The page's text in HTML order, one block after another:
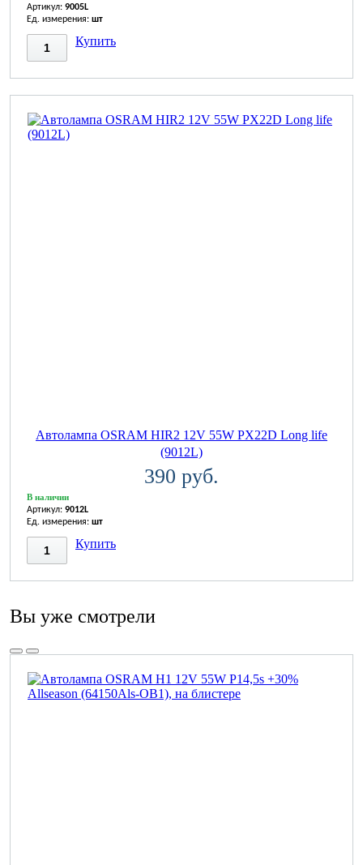
Артикул: 9005L
Ед. измерения: шт
Купить
Автолампа OSRAM HIR2 12V 55W PX22D Long life
(9012L)
390 руб.
В наличии
Артикул: 9012L
Ед. измерения: шт
Купить
Вы уже смотрели